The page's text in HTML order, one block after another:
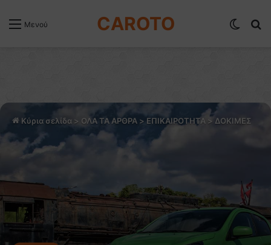
Μενού CAROTO
Κύρια σελίδα > ΟΛΑ ΤΑ ΑΡΘΡΑ > ΕΠΙΚΑΙΡΟΤΗΤΑ > ΔΟΚΙΜΕΣ